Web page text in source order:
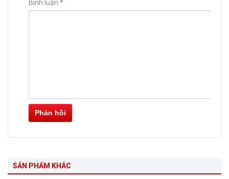
Bình luận *
Phản hồi
SẢN PHẨM KHÁC